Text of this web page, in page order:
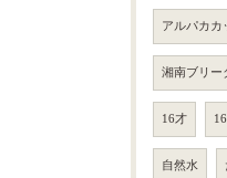
アルパカカ
湘南ブリー
16才
自然水